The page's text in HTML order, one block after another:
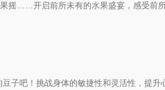
摇……开启前所未有的水果盛宴，感受前
子吧！挑战身体的敏捷性和灵活性，提